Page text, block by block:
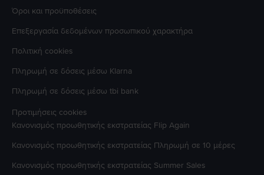
Όροι και προϋποθέσεις
Επεξεργασία δεδομένων προσωπικού χαρακτήρα
Πολιτική cookies
Πληρωμή σε δόσεις μέσω Klarna
Πληρωμή σε δόσεις μέσω tbi bank
Προτιμήσεις cookies
Κανονισμός προωθητικής εκστρατείας Flip Again
Κανονισμός προωθητικής εκστρατείας Πληρωμή σε 10 μέρες
Κανονισμός προωθητικής εκστρατείας Summer Sales